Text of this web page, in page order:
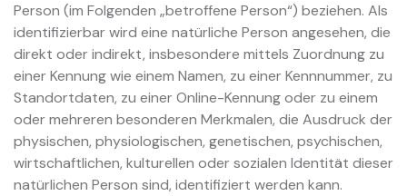
Person (im Folgenden „betroffene Person“) beziehen. Als
identifizierbar wird eine natürliche Person angesehen, die
direkt oder indirekt, insbesondere mittels Zuordnung zu
einer Kennung wie einem Namen, zu einer Kennnummer, zu
Standortdaten, zu einer Online-Kennung oder zu einem
oder mehreren besonderen Merkmalen, die Ausdruck der
physischen, physiologischen, genetischen, psychischen,
wirtschaftlichen, kulturellen oder sozialen Identität dieser
natürlichen Person sind, identifiziert werden kann.